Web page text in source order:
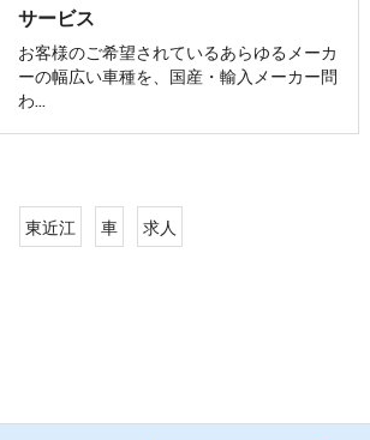
サービス
お客様のご希望されているあらゆるメーカ
ーの幅広い車種を、国産・輸入メーカー問
わ…
東近江 車 求人